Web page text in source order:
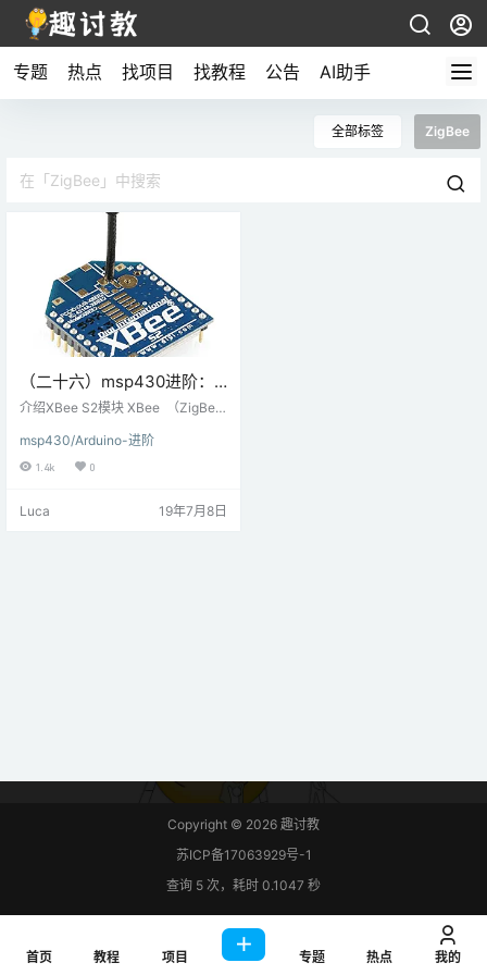
专题 热点 找项目 找教程 公告 AI助手
全部标签 ZigBee
（二十六）msp430进阶：
XBee S2（ZigBee）与
Launchpad连接
介绍XBee S2模块 XBee （ZigBe
4 （定义低速率无线个域网（LR-W
PAN）的操作的技术标准）标准，
范，用于高级通信协议，用于创
msp430/Arduino-进阶
1.4k 0
Luca 19年7月8日
Copyright © 2026 趣讨教
苏ICP备17063929号-1
查询 5 次，耗时 0.1047 秒
首页 教程 项目 专题 热点 我的